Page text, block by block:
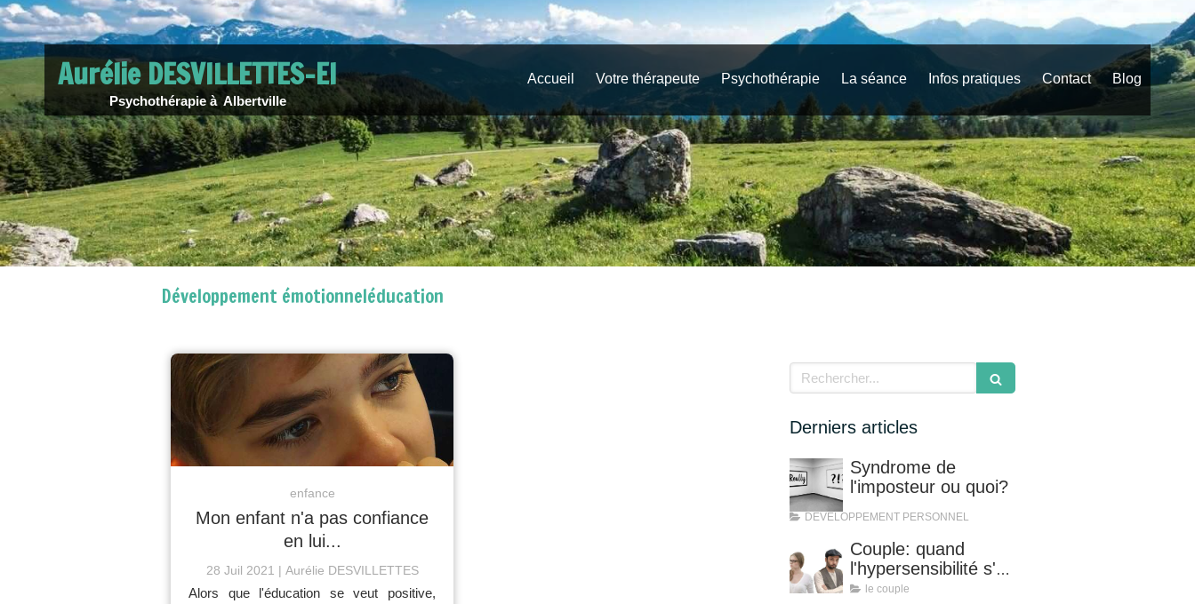
Accueil Votre thérapeute Psychothérapie La séance Infos pratiques Contact Blog
Aurélie DESVILLETTES-EI
Psychothérapie à Albertville
Développement émotionneléducation
enfance
Mon enfant n'a pas confiance
en lui...
28 Juil 2021 Aurélie DESVILLETTES
Alors que l'éducation se veut positive,
Rechercher
Derniers articles
Syndrome de
l'imposteur ou quoi?
DEVELOPPEMENT PERSONNEL
Couple: quand
l'hypersensibilité s'en
mêle!
le couple